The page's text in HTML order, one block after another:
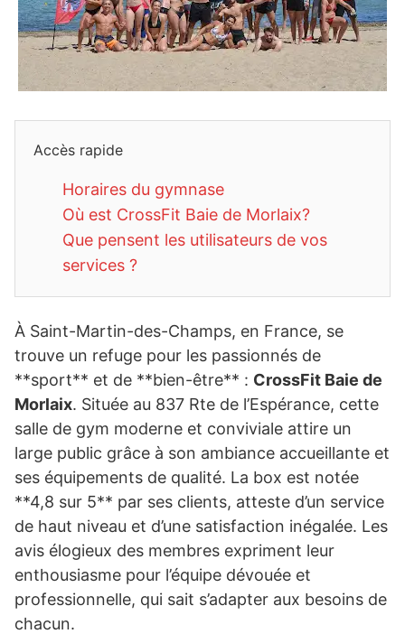
Accès rapide
Horaires du gymnase
Où est CrossFit Baie de Morlaix?
Que pensent les utilisateurs de vos
services ?
À Saint-Martin-des-Champs, en France, se
trouve un refuge pour les passionnés de
**sport** et de **bien-être** : CrossFit Baie de
Morlaix. Située au 837 Rte de l’Espérance, cette
salle de gym moderne et conviviale attire un
large public grâce à son ambiance accueillante et
ses équipements de qualité. La box est notée
**4,8 sur 5** par ses clients, atteste d’un service
de haut niveau et d’une satisfaction inégalée. Les
avis élogieux des membres expriment leur
enthousiasme pour l’équipe dévouée et
professionnelle, qui sait s’adapter aux besoins de
chacun.